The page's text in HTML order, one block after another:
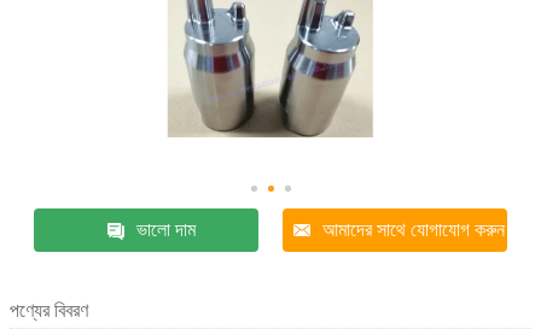
ভালো দাম আমাদের সাথে যোগাযোগ করুন
পণ্যের বিবরণ